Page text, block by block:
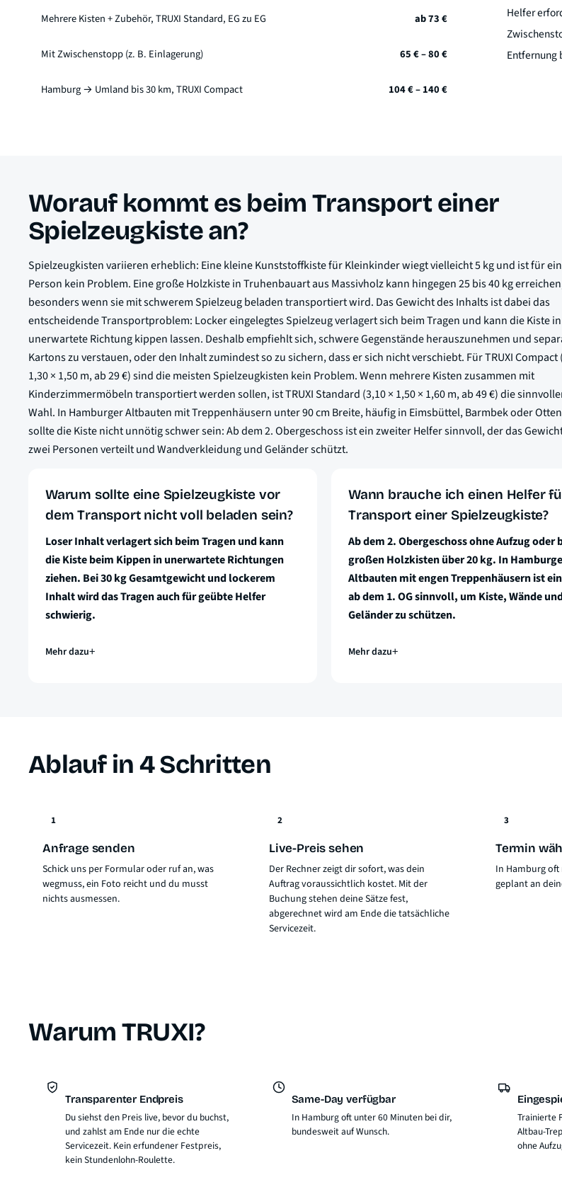
Mehrere Kisten + Zubehör, TRUXI Standard, EG zu EG ab 73 €
Mit Zwischenstopp (z. B. Einlagerung) 65 € – 80 €
Hamburg → Umland bis 30 km, TRUXI Compact 104 € – 140 €
Helfer
Entfernung
Worauf kommt es beim Transport einer
Spielzeugkiste an?
Spielzeugkisten variieren erheblich: Eine kleine Kunststoffkiste für Kleinkinder wiegt vielleicht 5 kg und ist für
Person kein Problem. Eine große Holzkiste in Truhenbauart aus Massivholz kann hingegen 25 bis 40 kg
besonders wenn sie mit schwerem Spielzeug beladen transportiert wird. Das Gewicht des Inhalts ist dabei das
entscheidende Transportproblem: Locker eingelegtes Spielzeug verlagert sich beim Tragen und kann die Kiste
unerwartete Richtung kippen lassen. Deshalb empfiehlt sich, schwere Gegenstände herauszunehmen und
Kartons zu verstauen, oder den Inhalt zumindest so zu sichern, dass er sich nicht verschiebt. Für TRUXI Compact
1,30 × 1,50 m, ab 29 €) sind die meisten Spielzeugkisten kein Problem. Wenn mehrere Kisten zusammen mit
Kinderzimmermöbeln transportiert werden sollen, ist TRUXI Standard (3,10 × 1,50 × 1,60 m, ab 49 €) die
Wahl. In Hamburger Altbauten mit Treppenhäusern unter 90 cm Breite, häufig in Eimsbüttel, Barmbek oder
sollte die Kiste nicht unnötig schwer sein: Ab dem 2. Obergeschoss ist ein zweiter Helfer sinnvoll, der das
zwei Personen verteilt und Wandverkleidung und Geländer schützt.
Warum sollte eine Spielzeugkiste vor
dem Transport nicht voll beladen sein?
Loser Inhalt verlagert sich beim Tragen und kann
die Kiste beim Kippen in unerwartete Richtungen
ziehen. Bei 30 kg Gesamtgewicht und lockerem
Inhalt wird das Tragen auch für geübte Helfer
schwierig.
Mehr dazu
Wann brauche ich einen Helfer
Transport einer Spielzeugkiste?
Ab dem 2. Obergeschoss ohne Aufzug oder
großen Holzkisten über 20 kg. In
Altbauten mit engen Treppenhäusern ist
ab dem 1. OG sinnvoll, um Kiste, Wände
Geländer zu schützen.
Mehr dazu
Ablauf in 4 Schritten
1
Anfrage senden
Schick uns per Formular oder ruf an, was
wegmuss, ein Foto reicht und du musst
nichts ausmessen.
2
Live-Preis sehen
Der Rechner zeigt dir sofort, was dein
Auftrag voraussichtlich kostet. Mit der
Buchung stehen deine Sätze fest,
abgerechnet wird am Ende die tatsächliche
Servicezeit.
3
Termin
In Hamburg oft
geplant an
Warum TRUXI?
Transparenter Endpreis
Du siehst den Preis live, bevor du buchst,
und zahlst am Ende nur die echte
Servicezeit. Kein erfundener Festpreis,
kein Stundenlohn-Roulette.
Same-Day verfügbar
In Hamburg oft unter 60 Minuten bei dir,
bundesweit auf Wunsch.
Trainierte
Altbau-
ohne